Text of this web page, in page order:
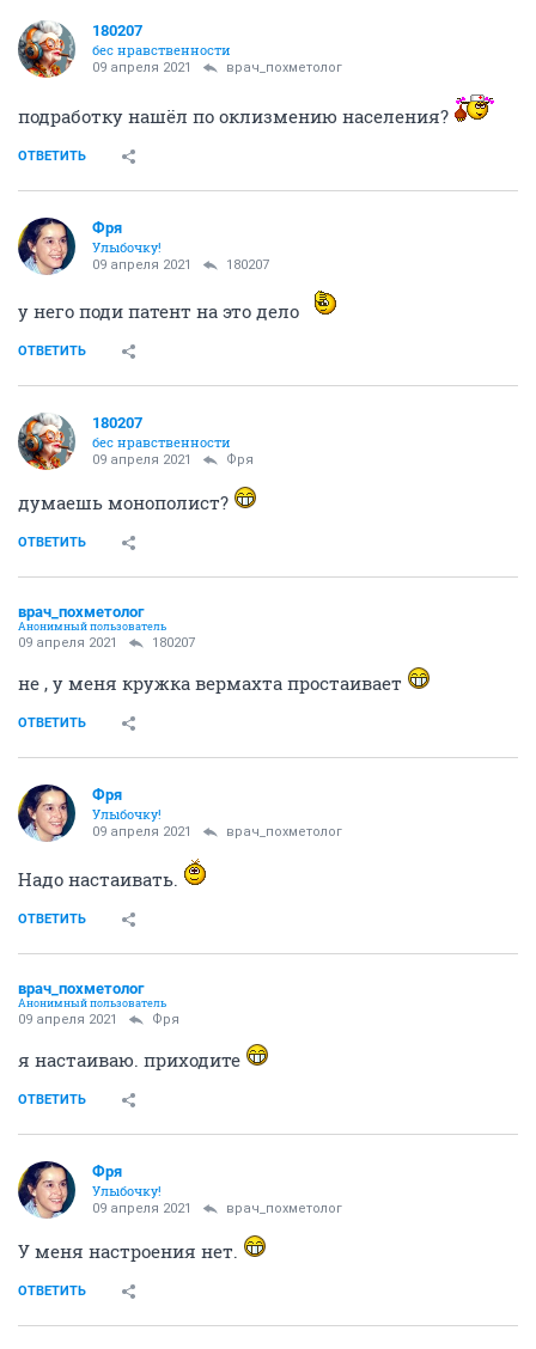
180207
бес нравственности
09 апреля 2021 врач_похметолог
подработку нашёл по оклизмению населения?
ОТВЕТИТЬ
Фря
Улыбочку!
09 апреля 2021 180207
у него поди патент на это дело
ОТВЕТИТЬ
180207
бес нравственности
09 апреля 2021 Фря
думаешь монополист?
ОТВЕТИТЬ
врач_похметолог
Анонимный пользователь
09 апреля 2021 180207
не , у меня кружка вермахта простаивает
ОТВЕТИТЬ
Фря
Улыбочку!
09 апреля 2021 врач_похметолог
Надо настаивать.
ОТВЕТИТЬ
врач_похметолог
Анонимный пользователь
09 апреля 2021 Фря
я настаиваю. приходите
ОТВЕТИТЬ
Фря
Улыбочку!
09 апреля 2021 врач_похметолог
У меня настроения нет.
ОТВЕТИТЬ